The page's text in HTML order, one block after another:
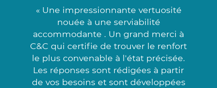
« Une impressionnante vertuosité
nouée à une serviabilité
accommodante . Un grand merci à
C&C qui certifie de trouver le renfort
le plus convenable à l'état précisée.
Les réponses sont rédigées à partir
de vos besoins et sont développées